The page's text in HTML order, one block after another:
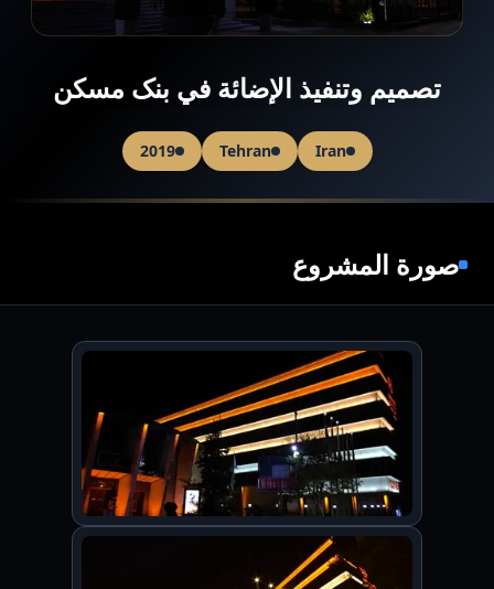
تصمیم وتنفیذ الإضائة في بنک مسکن
Iran
Tehran
2019
صورة المشروع